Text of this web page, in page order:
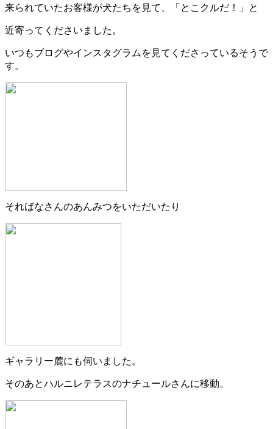
来られていたお客様が犬たちを見て、「とこクルだ！」と
近寄ってくださいました。
いつもブログやインスタグラムを見てくださっているそうで
す。
そればなさんのあんみつをいただいたり
ギャラリー麓にも伺いました。
そのあとハルニレテラスのナチュールさんに移動。